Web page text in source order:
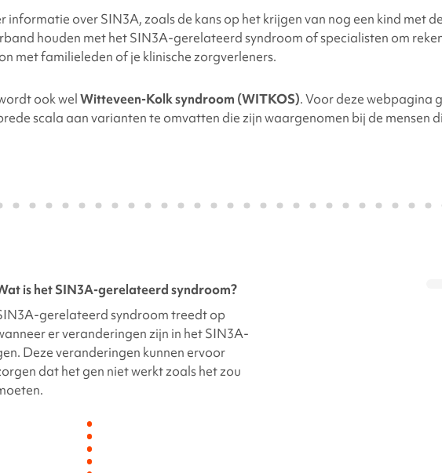
informatie overSIN3A, zoals de kans op het krijgen van nog een kind met
houden met hetSIN3A-gerelateerd syndroom of specialisten om
met familieleden of je klinische zorgverleners.
ook welWitteveen-Kolk syndroom (WITKOS).Voor deze webpagina
scala aan varianten te omvatten die zijn waargenomen bij de mensen
is hetSIN3A-gerelateerdsyndroom?
gerelateerdsyndroom treedt op
er veranderingen zijn in hetSIN3A-
. Deze veranderingen kunnen ervoor
dat het gen niet werkt zoals het zou